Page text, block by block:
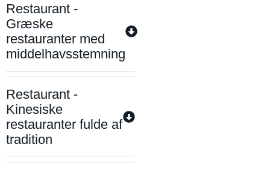
Restaurant -
Græske
restauranter med
middelhavsstemning
Restaurant -
Kinesiske
restauranter fulde af
tradition